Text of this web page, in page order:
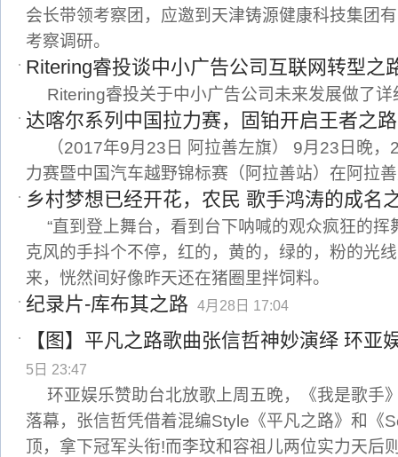
会长带领考察团，应邀到天津铸源健康科技集团
考察调研。
Ritering睿投谈中小广告公司互联网转型之
Ritering睿投关于中小广告公司未来发展做了详
达喀尔系列中国拉力赛，固铂开启王者之路
（2017年9月23日 阿拉善左旗） 9月23日晚
力赛暨中国汽车越野锦标赛（阿拉善站）在阿拉
乡村梦想已经开花，农民 歌手鸿涛的成名
“直到登上舞台，看到台下呐喊的观众疯狂的
克风的手抖个不停，红的，黄的，绿的，粉的光
来，恍然间好像昨天还在猪圈里拌饲料。
纪录片-库布其之路 4月28日 17:04
【图】平凡之路歌曲张信哲神妙演绎 环亚
5日 23:47
环亚娱乐赞助台北放歌上周五晚，《我是歌手
落幕，张信哲凭借着混编Style《平凡之路》和《
顶，拿下冠军头衔!而李玟和容祖儿两位实力天后